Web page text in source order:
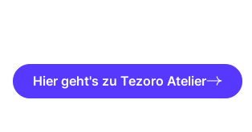
Hier geht's zu Tezoro Atelier